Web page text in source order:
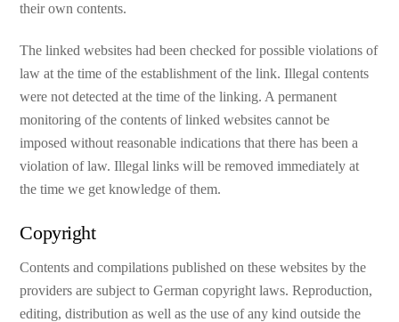
their own contents.
The linked websites had been checked for possible violations of
law at the time of the establishment of the link. Illegal contents
were not detected at the time of the linking. A permanent
monitoring of the contents of linked websites cannot be
imposed without reasonable indications that there has been a
violation of law. Illegal links will be removed immediately at
the time we get knowledge of them.
Copyright
Contents and compilations published on these websites by the
providers are subject to German copyright laws. Reproduction,
editing, distribution as well as the use of any kind outside the